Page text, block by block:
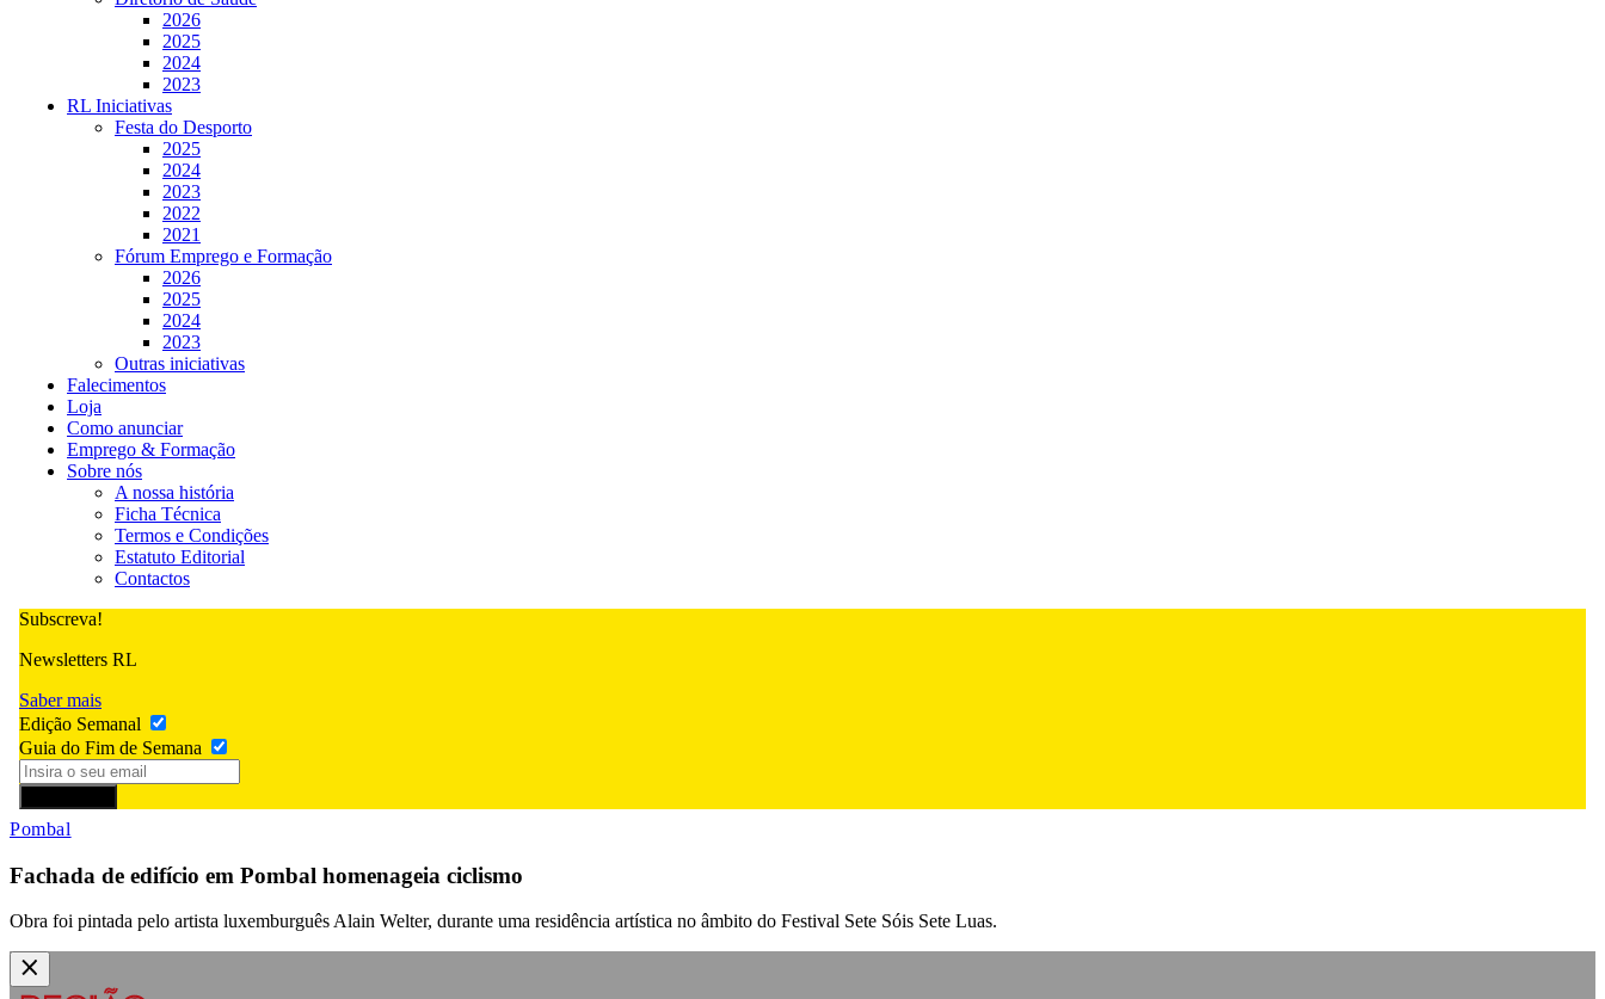
2026
2025
2024
2023
RL Iniciativas
Festa do Desporto
2025
2024
2023
2022
2021
Fórum Emprego e Formação
2026
2025
2024
2023
Outras iniciativas
Falecimentos
Loja
Como anunciar
Emprego & Formação
Sobre nós
A nossa história
Ficha Técnica
Termos e Condições
Estatuto Editorial
Contactos
Subscreva!
Newsletters RL
Saber mais
Edição Semanal
Guia do Fim de Semana
Pombal
Fachada de edifício em Pombal homenageia ciclismo
Obra foi pintada pelo artista luxemburguês Alain Welter, durante uma residência artística no âmbito do Festival Sete Sóis Sete Luas.